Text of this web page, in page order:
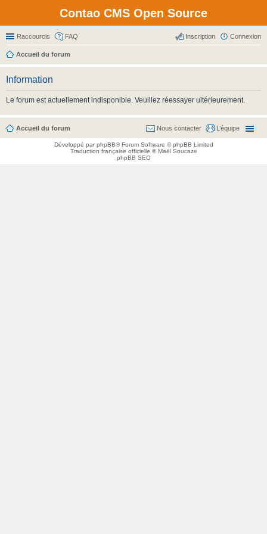
Contao CMS Open Source
Raccourcis FAQ Connexion
Inscription
Accueil du forum
Information
Le forum est actuellement indisponible. Veuillez réessayer ultérieurement.
Accueil du forum L’équipe
Nous contacter
Développé parphpBB® Forum Software © phpBB Limited
Traduction française officielle ©Maël Soucaze
phpBB SEO